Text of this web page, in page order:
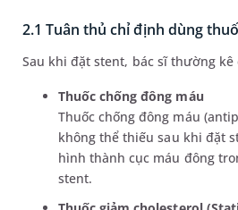
2.1 Tuân thủ chỉ định dùng
Sau khi đặt stent, bác sĩ thường
Thuốc chống đông máu
Thuốc chống đông máu
không thể thiếu sau khi đặt
hình thành cục máu đông
stent.